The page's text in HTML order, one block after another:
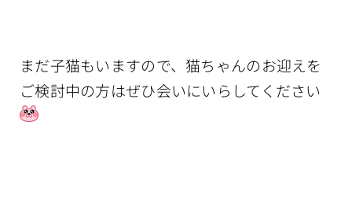
まだ子猫もいますので、猫ちゃんのお迎えを
ご検討中の方はぜひ会いにいらしてください